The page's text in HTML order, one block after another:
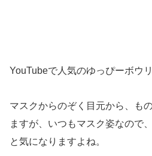
YouTubeで人気のゆっぴーボウ
マスクからのぞく目元から、も
ますが、いつもマスク姿なので
と気になりますよね。